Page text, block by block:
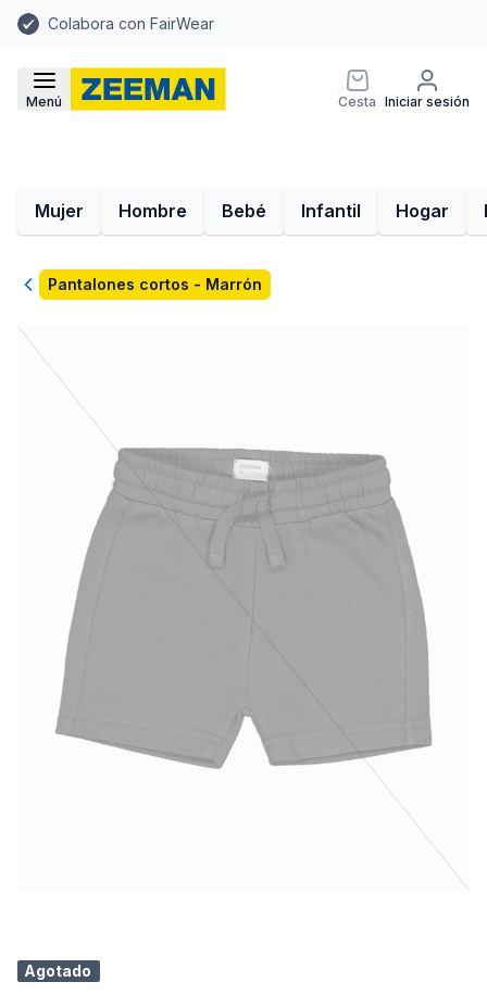
Colabora con FairWear
Menú Cesta Iniciar sesión
Mujer Hombre Bebé Infantil Hogar
VolverPantalones cortos - Marrón
Agotado